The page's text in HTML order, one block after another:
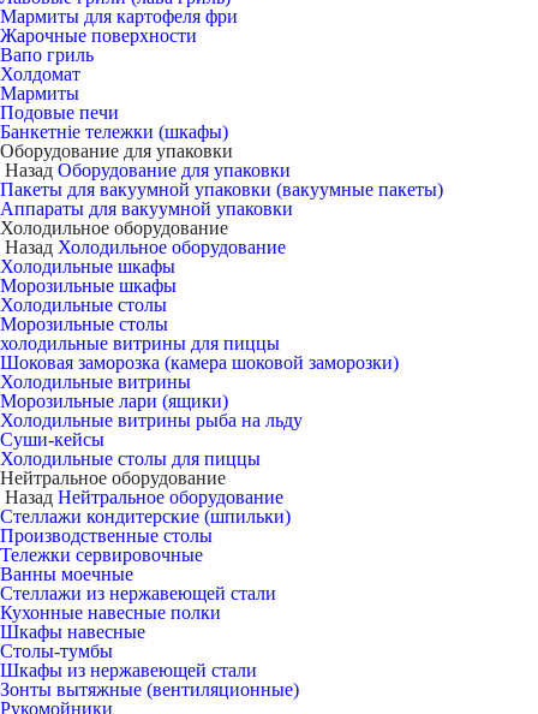
Мармиты для картофеля фри
Жарочные поверхности
Вапо гриль
Холдомат
Мармиты
Подовые печи
Банкетніе тележки (шкафы)
Оборудование для упаковки
Назад Оборудование для упаковки
Пакеты для вакуумной упаковки (вакуумные пакеты)
Аппараты для вакуумной упаковки
Холодильное оборудование
Назад Холодильное оборудование
Холодильные шкафы
Морозильные шкафы
Холодильные столы
Морозильные столы
холодильные витрины для пиццы
Шоковая заморозка (камера шоковой заморозки)
Холодильные витрины
Морозильные лари (ящики)
Холодильные витрины рыба на льду
Суши-кейсы
Холодильные столы для пиццы
Нейтральное оборудование
Назад Нейтральное оборудование
Стеллажи кондитерские (шпильки)
Производственные столы
Тележки сервировочные
Ванны моечные
Стеллажи из нержавеющей стали
Кухонные навесные полки
Шкафы навесные
Столы-тумбы
Шкафы из нержавеющей стали
Зонты вытяжные (вентиляционные)
Рукомойники